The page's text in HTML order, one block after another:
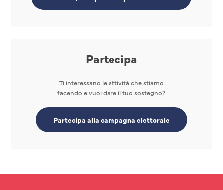
Partecipa
Ti interessano le attività che stiamo
facendo e vuoi dare il tuo sostegno?
Partecipa alla campagna elettorale